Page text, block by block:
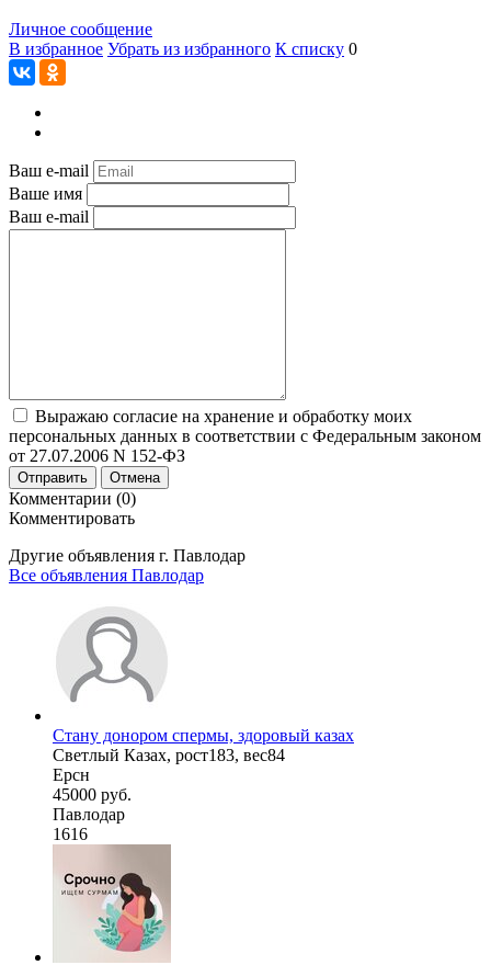
Личное сообщение
В избранное Убрать из избранного К списку 0
Ваш e-mail
Ваше имя
Ваш e-mail
Выражаю согласие на хранение и обработку моих
персональных данных в соответствии с Федеральным законом
от 27.07.2006 N 152-ФЗ
Отправить Отмена
Комментарии (0)
Комментировать
Другие объявления г. Павлодар
Все объявления Павлодар
Стану донором спермы, здоровый казах
Светлый Казах, рост183, вес84
Ерсн
45000 руб.
Павлодар
1616